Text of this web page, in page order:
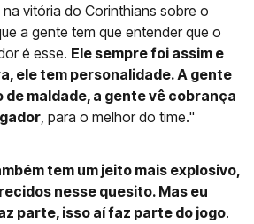
vitória do Corinthians sobre o
a gente tem que entender que o
é esse. Ele sempre foi assim e
ele tem personalidade. A gente
de maldade, a gente vê cobrança
, para o melhor do time."
tem um jeito mais explosivo,
nesse quesito. Mas eu
parte, isso aí faz parte do jogo.